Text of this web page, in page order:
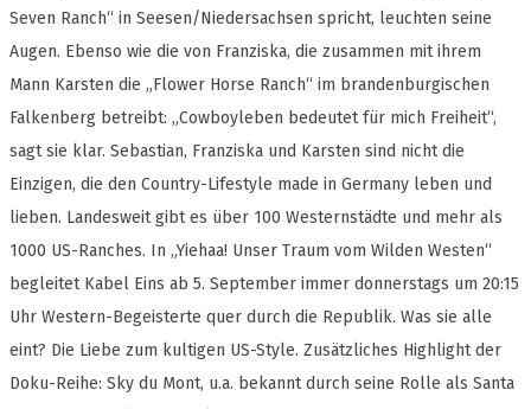
Seven Ranch“ in Seesen/Niedersachsen spricht, leuchten seine
Augen. Ebenso wie die von Franziska, die zusammen mit ihrem
Mann Karsten die „Flower Horse Ranch“ im brandenburgischen
Falkenberg betreibt: „Cowboyleben bedeutet für mich Freiheit“,
sagt sie klar. Sebastian, Franziska und Karsten sind nicht die
Einzigen, die den Country-Lifestyle made in Germany leben und
lieben. Landesweit gibt es über 100 Westernstädte und mehr als
1000 US-Ranches. In „Yiehaa! Unser Traum vom Wilden Westen“
begleitet Kabel Eins ab 5. September immer donnerstags um 20:15
Uhr Western-Begeisterte quer durch die Republik. Was sie alle
eint? Die Liebe zum kultigen US-Style. Zusätzliches Highlight der
Doku-Reihe: Sky du Mont, u.a. bekannt durch seine Rolle als Santa